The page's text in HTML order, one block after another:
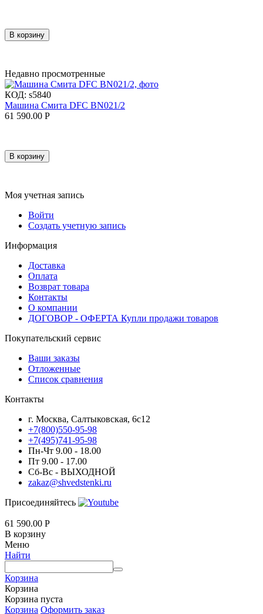
В корзину
Недавно просмотренные
КОД: s5840
Машина Смита DFC BN021/2
61 590.00 Р
В корзину
Моя учетная запись
Войти
Создать учетную запись
Информация
Доставка
Оплата
Возврат товара
Контакты
О компании
ДОГОВОР - ОФЕРТА Купли продажи товаров
Покупательский сервис
Ваши заказы
Отложенные
Список сравнения
Контакты
г. Москва, Салтыковская, 6с12
+7(800)550-95-98
+7(495)741-95-98
Пн-Чт 9.00 - 18.00
Пт 9.00 - 17.00
Сб-Вс - ВЫХОДНОЙ
zakaz@shvedstenki.ru
Присоединяйтесь
61 590.00 Р
В корзину
Меню
Найти
Корзина
Корзина
Корзина пуста
Корзина Оформить заказ